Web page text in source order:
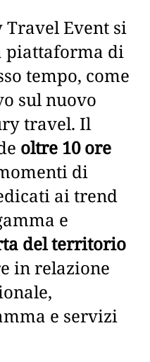
Travel Event si
piattaforma di
tempo, come
sul nuovo
travel. Il
oltre 10 ore
di
ai trend
e
del territorio
in relazione
e servizi